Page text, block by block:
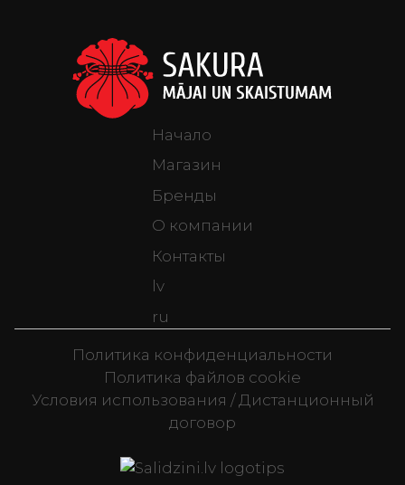
Начало
Магазин
Бренды
О компании
Контакты
lv
ru
Политика конфиденциальности
Политика файлов cookie
Условия использования / Дистанционный
договор